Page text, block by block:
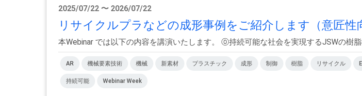
2025/07/22 〜 2026/07/22
リサイクルプラなどの成形事例をご紹介します（意匠性
本Webinar では以下の内容を講演いたします。 ⓪持続可能な社会を実現するJSWの樹
AR 機械要素技術 機械 新素材 プラスチック 成形 制御 樹脂 リサイクル
持続可能 Webinar Week